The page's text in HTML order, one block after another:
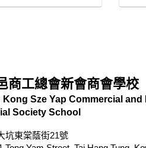
商工總會新會商會學校
Kong Sze Yap Commercial
Society School
坑東棠蔭街21號